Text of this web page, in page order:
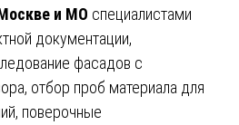
и МО специалистами
документации,
фасадов с
отбор проб материала для
поверочные